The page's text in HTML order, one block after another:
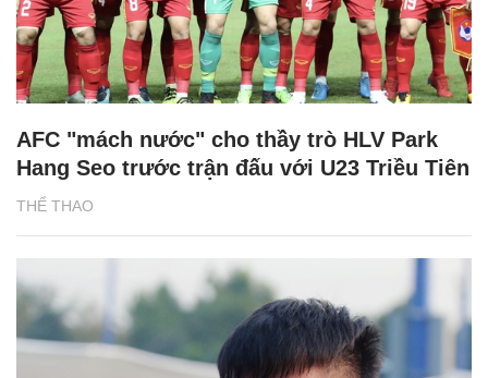
THỂ THAO
AFC "mách nước" cho thầy trò HLV Park
Hang Seo trước trận đấu với U23 Triều Tiên